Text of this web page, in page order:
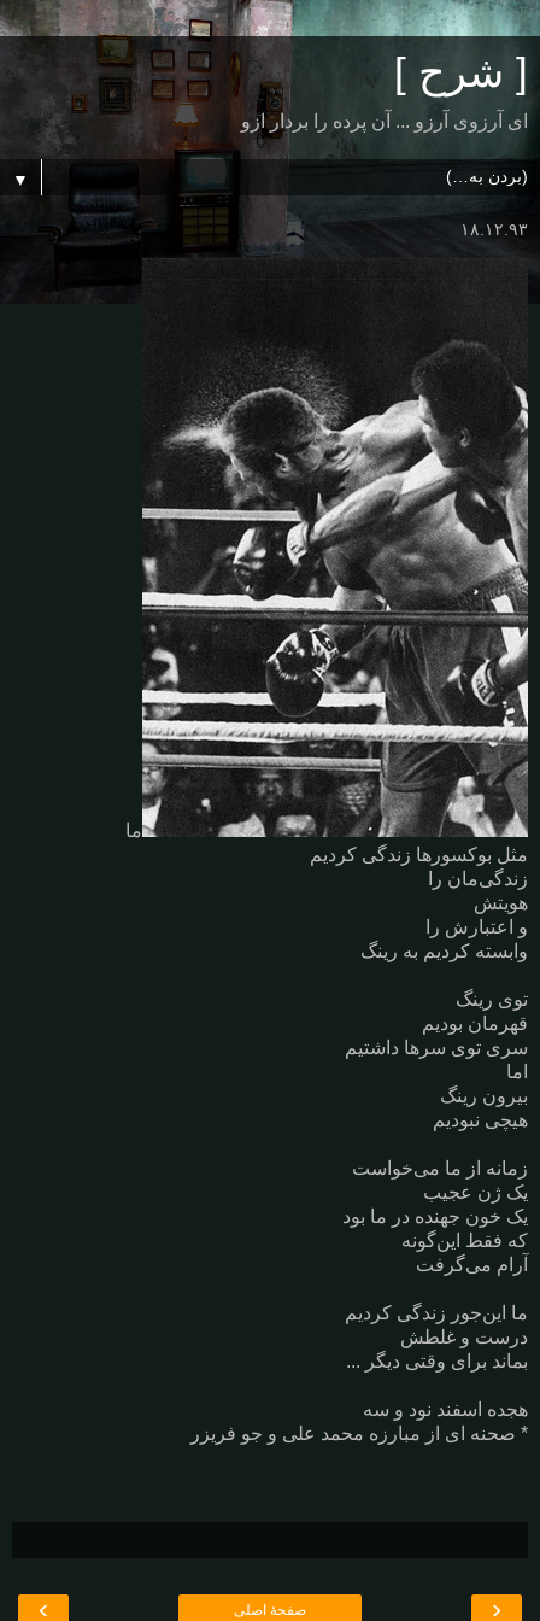
[ شرح ]
ای آرزوی آرزو ... آن پرده را بردار ازو
▼
۱۸.۱۲.۹۳
ما
مثل بوکسورها زندگی کردیم
زندگی‌مان را
هویتش
و اعتبارش را
وابسته کردیم به رینگ
توی رینگ
قهرمان بودیم
سری توی سرها داشتیم
اما
بیرون رینگ
هیچی نبودیم
زمانه از ما می‌خواست
یک ژن عجیب
یک خون جهنده در ما بود
که فقط این‌گونه
آرام می‌گرفت
ما این‌جور زندگی کردیم
درست و غلطش
بماند برای وقتی دیگر ...
هجده اسفند نود و سه
* صحنه ای از مبارزه محمد علی و جو فریزر
‹
› صفحهٔ اصلی